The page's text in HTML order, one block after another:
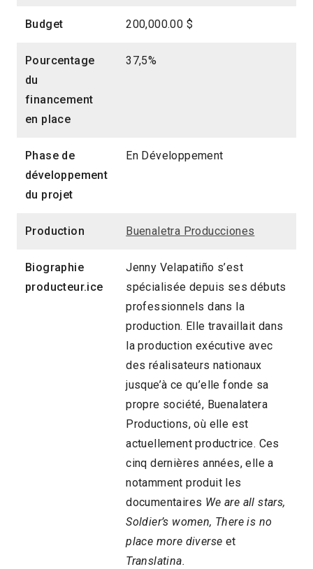
Budget 200,000.00 $
Pourcentage
du
financement
en place
37,5%
Phase de
développement
du projet
En Développement
Production Buenaletra Producciones
Biographie
producteur.ice
Jenny Velapatiño s’est
spécialisée depuis ses débuts
professionnels dans la
production. Elle travaillait dans
la production exécutive avec
des réalisateurs nationaux
jusque’à ce qu’elle fonde sa
propre société, Buenalatera
Productions, où elle est
actuellement productrice. Ces
cinq dernières années, elle a
notamment produit les
documentaires We are all stars,
Soldier’s women, There is no
place more diverse et
Translatina.